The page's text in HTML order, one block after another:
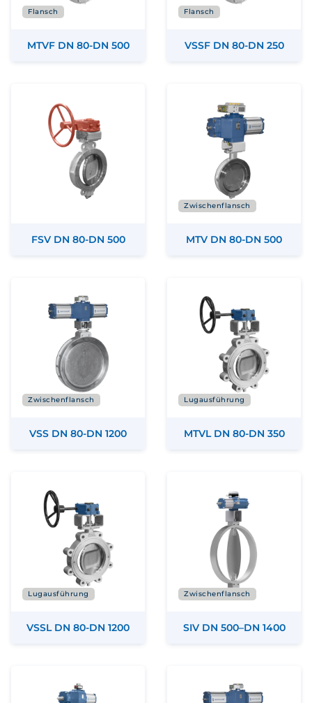
Flansch
MTVF DN 80-DN 500
Flansch
VSSF DN 80-DN 250
FSV DN 80-DN 500
Zwischenflansch
MTV DN 80-DN 500
Zwischenflansch
VSS DN 80-DN 1200
Lugausführung
MTVL DN 80-DN 350
Lugausführung
VSSL DN 80-DN 1200
Zwischenflansch
SIV DN 500–DN 1400